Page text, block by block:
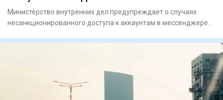
Министерство внутренних дел предупреждает о случаях
несанкционированного доступа к аккаунтам в мессенджере